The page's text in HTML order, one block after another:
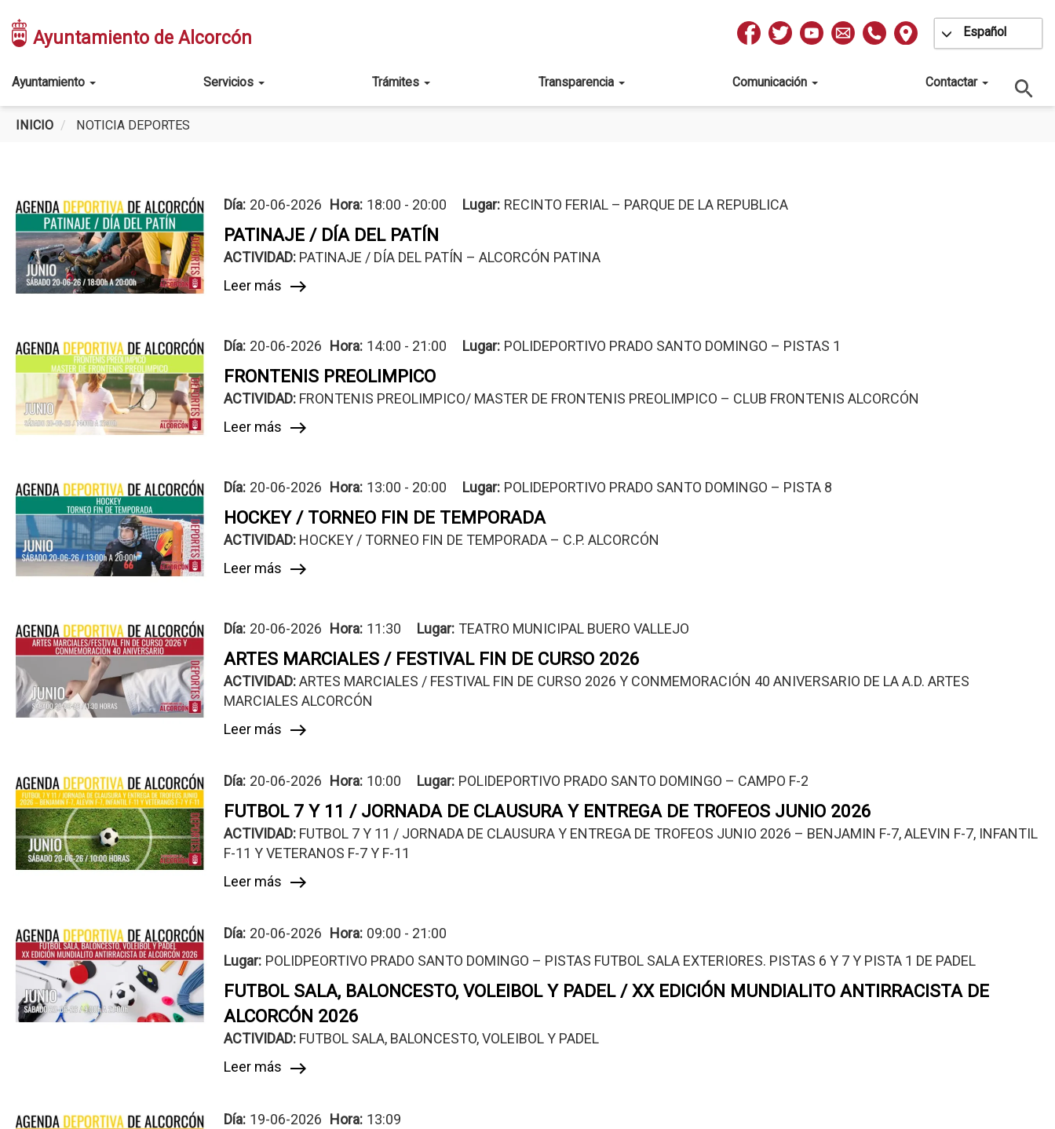
contenido
Ayuntamiento de Alcorcón
Redes
Sociales
Español
Toggle
Main
navigation
Ayuntamiento Servicios Trámites Transparencia Comunicación Contactar
INICIO NOTICIA DEPORTES
Día: 20-06-2026 Hora: 18:00 - 20:00 Lugar RECINTO FERIAL – PARQUE DE LA REPUBLICA
PATINAJE / DÍA DEL PATÍN
ACTIVIDAD: PATINAJE / DÍA DEL PATÍN – ALCORCÓN PATINA
Leer más east
Día: 20-06-2026 Hora: 14:00 - 21:00 Lugar POLIDEPORTIVO PRADO SANTO DOMINGO – PISTAS 1
FRONTENIS PREOLIMPICO
ACTIVIDAD: FRONTENIS PREOLIMPICO/ MASTER DE FRONTENIS PREOLIMPICO – CLUB FRONTENIS ALCORCÓN
Leer más east
Día: 20-06-2026 Hora: 13:00 - 20:00 Lugar POLIDEPORTIVO PRADO SANTO DOMINGO – PISTA 8
HOCKEY / TORNEO FIN DE TEMPORADA
ACTIVIDAD: HOCKEY / TORNEO FIN DE TEMPORADA – C.P. ALCORCÓN
Leer más east
Día: 20-06-2026 Hora: 11:30 Lugar TEATRO MUNICIPAL BUERO VALLEJO
ARTES MARCIALES / FESTIVAL FIN DE CURSO 2026
ACTIVIDAD: ARTES MARCIALES / FESTIVAL FIN DE CURSO 2026 Y CONMEMORACIÓN 40 ANIVERSARIO DE LA A.D. ARTES
MARCIALES ALCORCÓN
Leer más east
Día: 20-06-2026 Hora: 10:00 Lugar POLIDEPORTIVO PRADO SANTO DOMINGO – CAMPO F-2
FUTBOL 7 Y 11 / JORNADA DE CLAUSURA Y ENTREGA DE TROFEOS JUNIO 2026
ACTIVIDAD: FUTBOL 7 Y 11 / JORNADA DE CLAUSURA Y ENTREGA DE TROFEOS JUNIO 2026 – BENJAMIN F-7, ALEVIN F-7, INFANTIL
F-11 Y VETERANOS F-7 Y F-11
Leer más east
Día: 20-06-2026 Hora: 09:00 - 21:00
Lugar POLIDPEORTIVO PRADO SANTO DOMINGO – PISTAS FUTBOL SALA EXTERIORES. PISTAS 6 Y 7 Y PISTA 1 DE PADEL
FUTBOL SALA, BALONCESTO, VOLEIBOL Y PADEL / XX EDICIÓN MUNDIALITO ANTIRRACISTA DE
ALCORCÓN 2026
ACTIVIDAD: FUTBOL SALA, BALONCESTO, VOLEIBOL Y PADEL
Leer más east
Día: 19-06-2026 Hora: 13:09